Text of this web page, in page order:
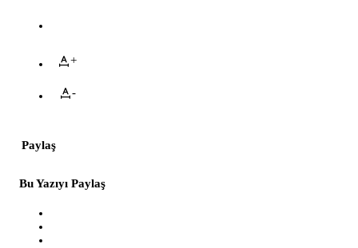
+
-
Paylaş
Bu Yazıyı Paylaş